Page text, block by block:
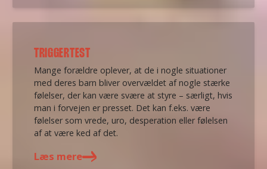
TRIGGERTEST
Mange forældre oplever, at de i nogle situationer
med deres barn bliver overvældet af nogle stærke
følelser, der kan være svære at styre – særligt, hvis
man i forvejen er presset. Det kan f.eks. være
følelser som vrede, uro, desperation eller følelsen
af at være ked af det.
Læs mere